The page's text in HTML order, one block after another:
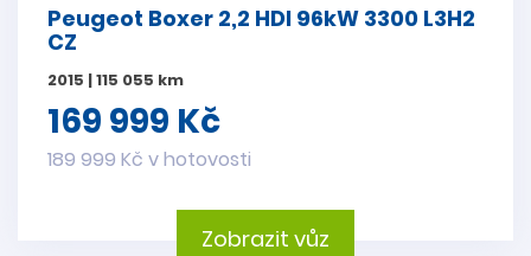
Peugeot Boxer 2,2 HDI 96kW 3300 L3H2
CZ
2015 | 115 055 km
169 999 Kč
189 999 Kč v hotovosti
Zobrazit vůz